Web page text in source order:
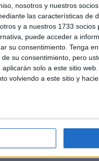
nosotros y nuestros
las características de
y a nuestros 1733
puede acceder a
su consentimiento. Tenga
su consentimiento, pero
solo a este sitio
volviendo a este sitio y